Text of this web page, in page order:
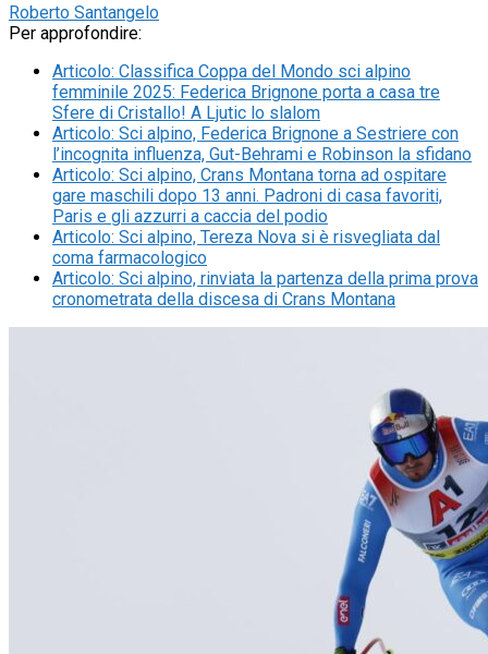
Roberto Santangelo
Per approfondire:
Articolo: Classifica Coppa del Mondo sci alpino
femminile 2025: Federica Brignone porta a casa tre
Sfere di Cristallo! A Ljutic lo slalom
Articolo: Sci alpino, Federica Brignone a Sestriere con
l’incognita influenza, Gut-Behrami e Robinson la sfidano
Articolo: Sci alpino, Crans Montana torna ad ospitare
gare maschili dopo 13 anni. Padroni di casa favoriti,
Paris e gli azzurri a caccia del podio
Articolo: Sci alpino, Tereza Nova si è risvegliata dal
coma farmacologico
Articolo: Sci alpino, rinviata la partenza della prima prova
cronometrata della discesa di Crans Montana